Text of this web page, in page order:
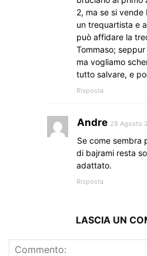
2, ma se si
un trequartista e
può affidare la
Tommaso;
ma vogliamo
tutto salvare, e
Risposta
Andre 28 Agosto
Se come sembra
di bajrami resta
adattato.
Risposta
LASCIA UN